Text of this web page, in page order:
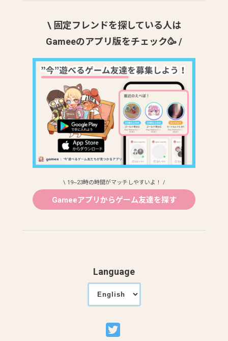
\ 固定フレンドを探している人は
Gameeのアプリ版をチェック🥳 /
\ 19~23時の時間がマッチしやすいよ！ /
Gameeアプリからゲーム友達を探す
Language